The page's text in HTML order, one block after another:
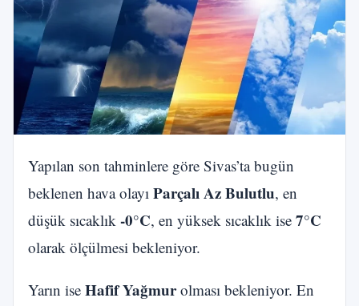
Yapılan son tahminlere göre Sivas’ta bugün
beklenen hava olayı Parçalı Az Bulutlu, en
düşük sıcaklık -0°C, en yüksek sıcaklık ise 7°C
olarak ölçülmesi bekleniyor.
Yarın ise Hafif Yağmurolması bekleniyor. En